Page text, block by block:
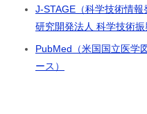
J-STAGE（科学技術情
研究開発法人 科学技術
PubMed（米国国立医学
ース）